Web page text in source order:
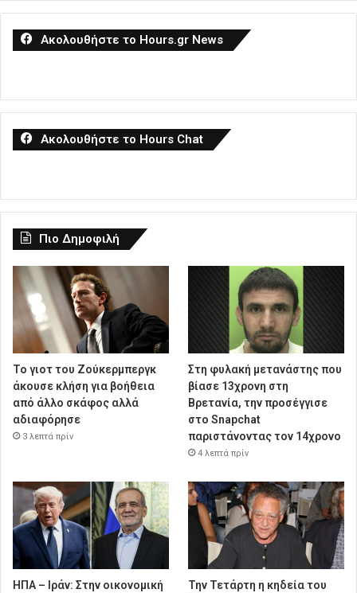
Ακολουθήστε το Hours.gr News
Ακολουθήστε το Hours Chat
Πιο Δημοφιλή
Το γιοτ του Ζούκερμπεργκ
άκουσε κλήση για βοήθεια
από άλλο σκάφος αλλά
αδιαφόρησε
3 λεπτά πρίν
Στη φυλακή μετανάστης που
βίασε 13χρονη στη
Βρετανία, την προσέγγισε
στο Snapchat
παριστάνοντας τον 14χρονο
4 λεπτά πρίν
ΗΠΑ – Ιράν: Στην οικονομική
Την Τετάρτη η κηδεία του